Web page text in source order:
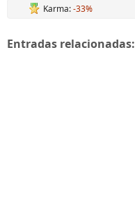
Karma:-33%
Entradas relacionadas: